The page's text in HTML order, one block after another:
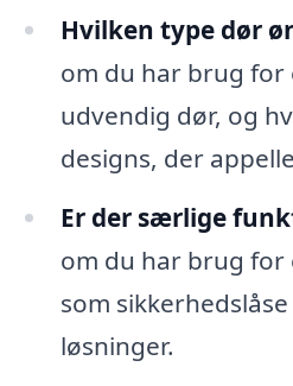
Hvilken type dør
om du har brug for
udvendig dør, og
designs, der
Er der særlige
om du har brug
som
løsninger.